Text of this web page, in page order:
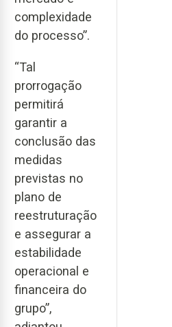
complexidade
do processo”.
“Tal
prorrogação
permitirá
garantir a
conclusão das
medidas
previstas no
plano de
reestruturação
e assegurar a
estabilidade
operacional e
financeira do
grupo”,